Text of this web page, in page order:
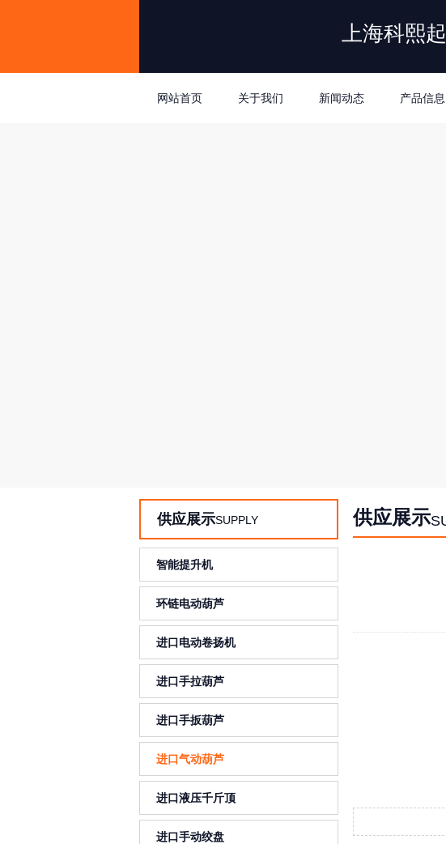
上海科熙
网站首页 关于我们 新闻动态 产品信息
供应展示SUPPLY
智能提升机
环链电动葫芦
进口电动卷扬机
进口手拉葫芦
进口手扳葫芦
进口气动葫芦
进口液压千斤顶
进口手动绞盘
供应展示